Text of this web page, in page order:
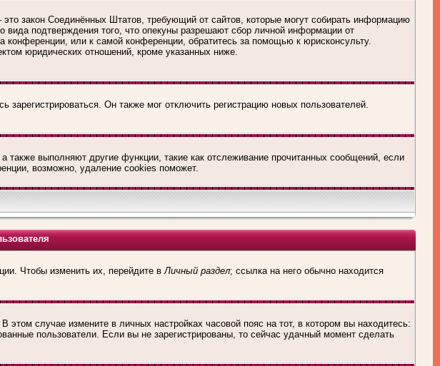
закон Соединённых Штатов, требующий от сайтов, которые могут собирать информацию
подтверждения того, что опекуны разрешают сбор личной информации от
или к самой конференции, обратитесь за помощью к юрисконсульту.
юридических отношений, кроме указанных ниже.
Он также мог отключить регистрацию новых пользователей.
выполняют другие функции, такие как отслеживание прочитанных сообщений, если
возможно, удаление cookies поможет.
Чтобы изменить их, перейдите вЛичный раздел; ссылка на него обычно находится
случае измените в личных настройках часовой пояс на тот, в котором вы находитесь:
пользователи. Если вы не зарегистрированы, то сейчас удачный момент сделать